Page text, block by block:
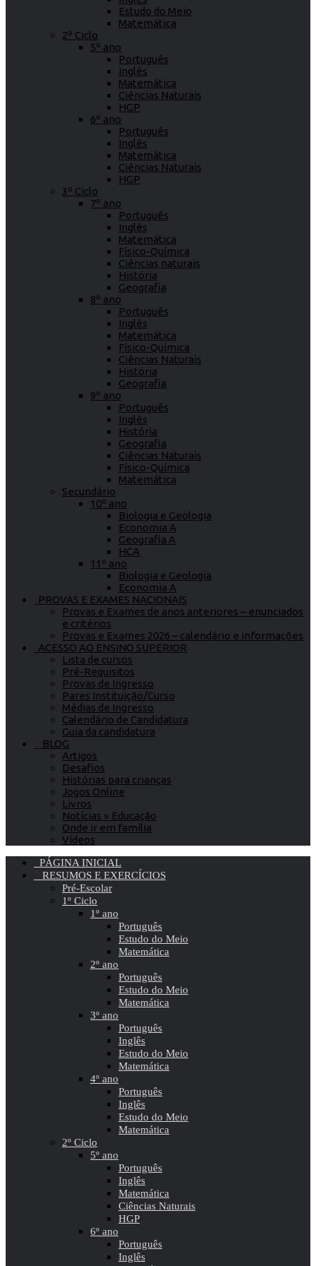
Estudo do Meio
Matemática
2º Ciclo
5º ano
Português
Inglês
Matemática
Ciências Naturais
HGP
6º ano
Português
Inglês
Matemática
Ciências Naturais
HGP
3º Ciclo
7º ano
Português
Inglês
Matemática
Físico-Química
Ciências naturais
História
Geografia
8º ano
Português
Inglês
Matemática
Físico-Química
Ciências Naturais
História
Geografia
9º ano
Português
Inglês
História
Geografia
Ciências Naturais
Físico-Química
Matemática
Secundário
10º ano
Biologia e Geologia
Economia A
Geografia A
HCA
11º ano
Biologia e Geologia
Economia A
PROVAS E EXAMES NACIONAIS
Provas e Exames de anos anteriores – enunciados
e critérios
Provas e Exames 2026 – calendário e informações
ACESSO AO ENSINO SUPERIOR
Lista de cursos
Pré-Requisitos
Provas de Ingresso
Pares Instituição/Curso
Médias de Ingresso
Calendário de Candidatura
Guia da candidatura
BLOG
Artigos
Desafios
Histórias para crianças
Jogos Online
Livros
Notícias » Educação
Onde ir em família
Vídeos
PÁGINA INICIAL
RESUMOS E EXERCÍCIOS
Pré-Escolar
1º Ciclo
1º ano
Português
Estudo do Meio
Matemática
2º ano
Português
Estudo do Meio
Matemática
3º ano
Português
Inglês
Estudo do Meio
Matemática
4º ano
Português
Inglês
Estudo do Meio
Matemática
2º Ciclo
5º ano
Português
Inglês
Matemática
Ciências Naturais
HGP
6º ano
Português
Inglês